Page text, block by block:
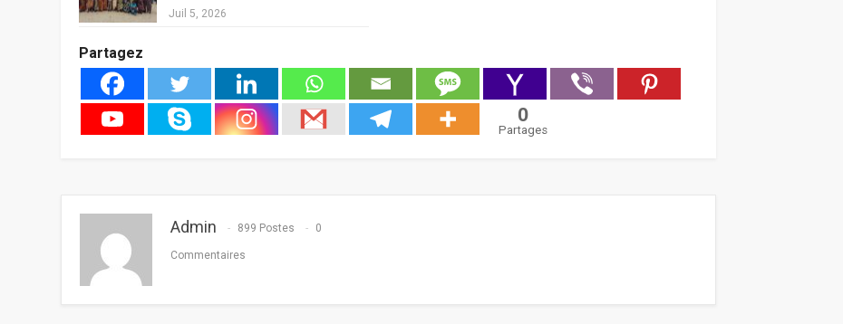
Juil 5, 2026
Partagez
0
Partages
Admin 899 Postes 0
Commentaires